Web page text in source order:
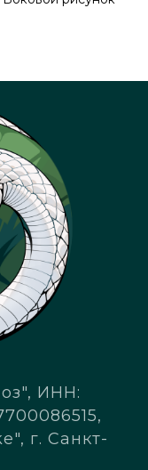
ИНН:
г. Санкт-